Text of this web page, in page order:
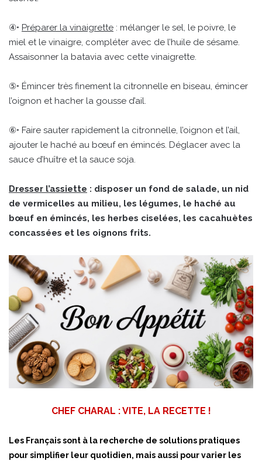
④• Préparer la vinaigrette : mélanger le sel, le poivre, le
miel et le vinaigre, compléter avec de l’huile de sésame.
Assaisonner la batavia avec cette vinaigrette.
⑤• Émincer très finement la citronnelle en biseau, émincer
l’oignon et hacher la gousse d’ail.
⑥• Faire sauter rapidement la citronnelle, l’oignon et l’ail,
ajouter le haché au bœuf en émincés. Déglacer avec la
sauce d’huître et la sauce soja.
Dresser l’assiette : disposer un fond de salade, un nid
de vermicelles au milieu, les légumes, le haché au
bœuf en émincés, les herbes ciselées, les cacahuètes
concassées et les oignons frits.
CHEF CHARAL : VITE, LA RECETTE !
Les Français sont à la recherche de solutions pratiques
pour simplifier leur quotidien, mais aussi pour varier les